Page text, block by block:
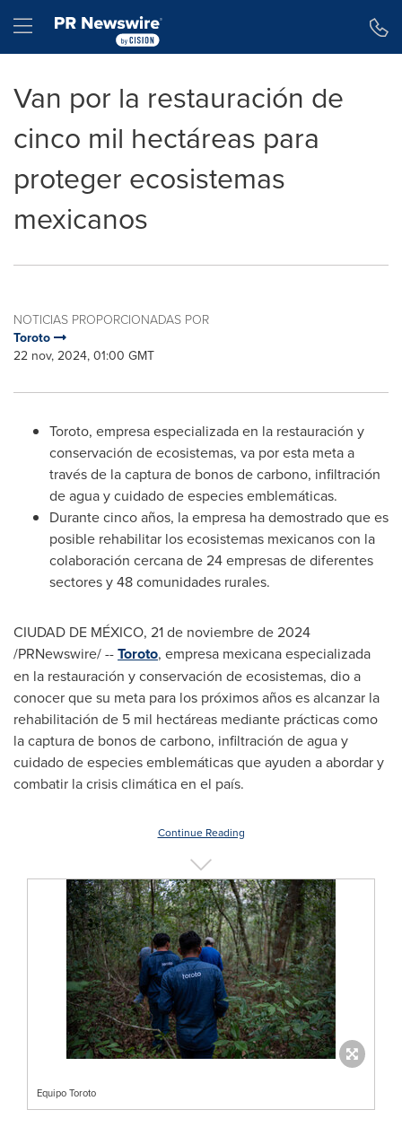
Hamburger menu
Van por la restauración de
cinco mil hectáreas para
proteger ecosistemas
mexicanos
NOTICIAS PROPORCIONADAS POR
Toroto
22 nov, 2024, 01:00 GMT
Toroto, empresa especializada en la restauración y
conservación de ecosistemas, va por esta meta a
través de la captura de bonos de carbono, infiltración
de agua y cuidado de especies emblemáticas.
Durante cinco años, la empresa ha demostrado que es
posible rehabilitar los ecosistemas mexicanos con la
colaboración cercana de 24 empresas de diferentes
sectores y 48 comunidades rurales.
CIUDAD DE MÉXICO, 21 de noviembre de 2024
/PRNewswire/ --Toroto, empresa mexicana especializada
en la restauración y conservación de ecosistemas, dio a
conocer que su meta para los próximos años es alcanzar la
rehabilitación de 5 mil hectáreas mediante prácticas como
la captura de bonos de carbono, infiltración de agua y
cuidado de especies emblemáticas que ayuden a abordar y
combatir la crisis climática en el país.
Continue Reading
Equipo Toroto